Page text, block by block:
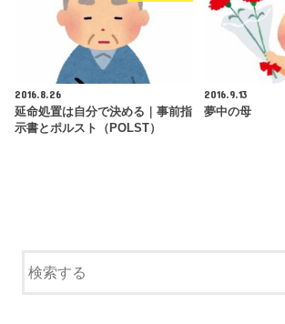
2016.8.26
延命処置は自分で決める｜事前指
示書とポルスト（POLST）
2016.9.13
夢中の母